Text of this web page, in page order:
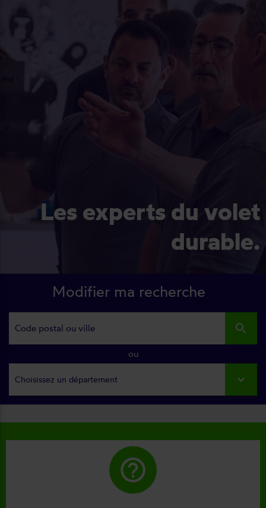
Les experts du volet
durable.
Modifier ma recherche
search
ou
Choisissez un département
help_outline